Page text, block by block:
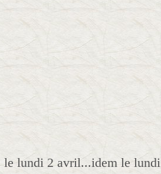
le lundi 2 avril...idem le lundi